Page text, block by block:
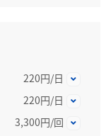
220円/日
220円/日
3,300円/回